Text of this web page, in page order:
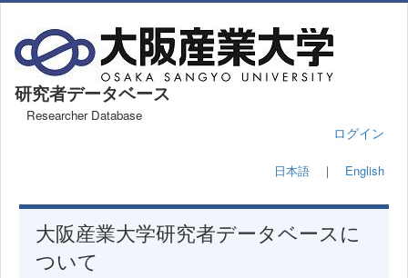
研究者データベース
Researcher Database
ログイン
日本語 ｜ English
大阪産業大学研究者データベースに
ついて